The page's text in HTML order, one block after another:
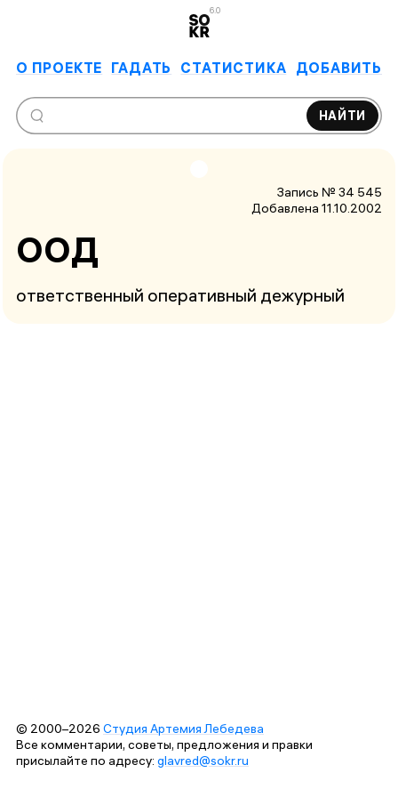
6.0
О ПРОЕКТЕ ГАДАТЬ СТАТИСТИКА ДОБАВИТЬ
НАЙТИ
Запись № 34 545
Добавлена 11.10.2002
ООД
ответственный оперативный дежурный
© 2000–2026 Студия Артемия Лебедева
Все комментарии, советы, предложения и правки
присылайте по адресу: glavred@sokr.ru